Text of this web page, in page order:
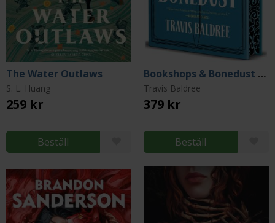
The Water Outlaws
S. L. Huang
259 kr
Beställ
Bookshops & Bonedust (Special Edition)
Travis Baldree
379 kr
Beställ